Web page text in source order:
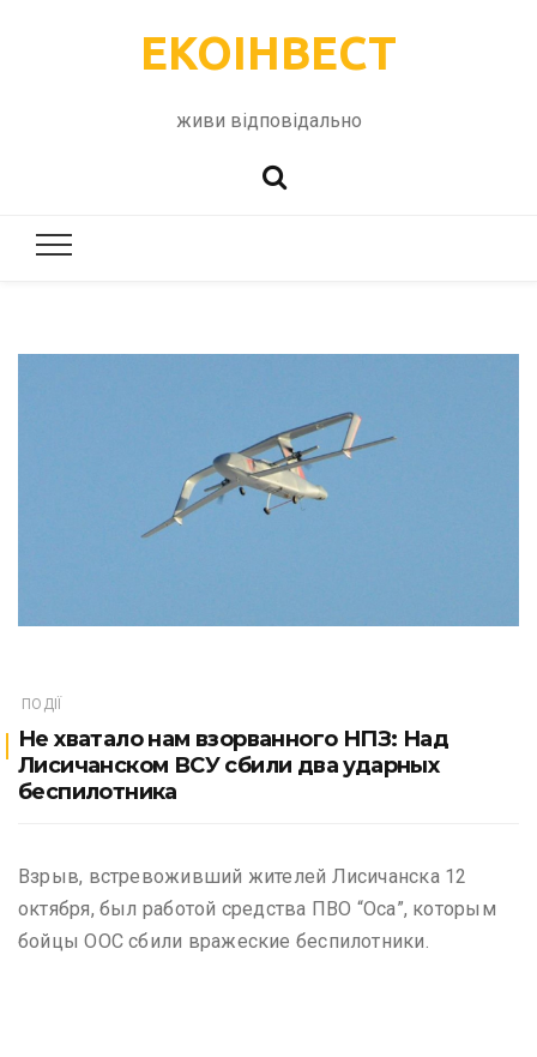
ЕКОІНВЕСТ
живи відповідально
ПОДІЇ
Не хватало нам взорванного НПЗ: Над
Лисичанском ВСУ сбили два ударных
беспилотника
Взрыв, встревоживший жителей Лисичанска 12
октября, был работой средства ПВО “Оса”, которым
бойцы ООС сбили вражеские беспилотники.